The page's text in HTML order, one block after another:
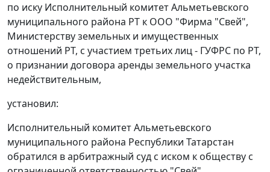
по иску Исполнительный комитет Альметьевского
муниципального района РТ к ООО "Фирма "Свей",
Министерству земельных и имущественных
отношений РТ, с участием третьих лиц - ГУФРС по РТ,
о признании договора аренды земельного участка
недействительным,
установил:
Исполнительный комитет Альметьевского
муниципального района Республики Татарстан
обратился в арбитражный суд с иском к обществу с